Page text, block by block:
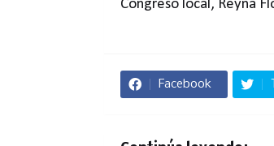
Congreso local, Reyna
Facebook